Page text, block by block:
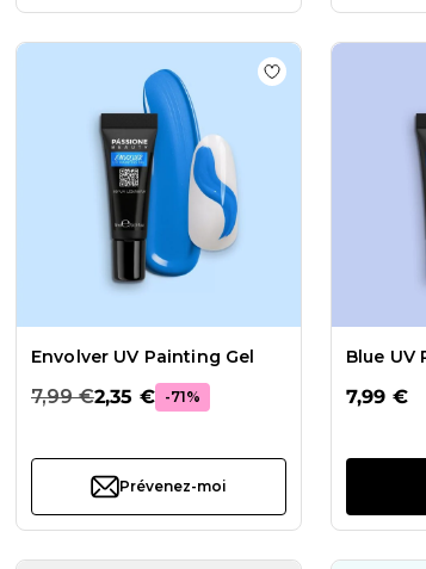
Gel
à la liste de souhaits Pearly Ocean UV Painting
Envolver UV Painting Gel
7,99 €2,35 € -71%
Prévenez-moi
Ajouter à la liste
Blue UV
7,99 €